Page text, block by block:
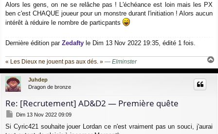
Alors les gens, on ne se relâche pas ! L'échéance est loin mais les PX
ben c'est CHAQUE joueur pour un monstre durant l'initiation ! Alors aucun
intérêt à réduire le nombre de particpants
Dernière édition par Zedafty le Dim 13 Nov 2022 19:35, édité 1 fois.
« Les Dieux ne jouent pas aux dés. » — Elminster
a
u
Juhdep
Dragon de bronze
Re: [Recrutement] AD&D2 — Première quête
M
s
Dim 13 Nov 2022 09:09
Si Cyric421 souhaite jouer Lordan ce n'est vraiment pas un souci, j'aurai